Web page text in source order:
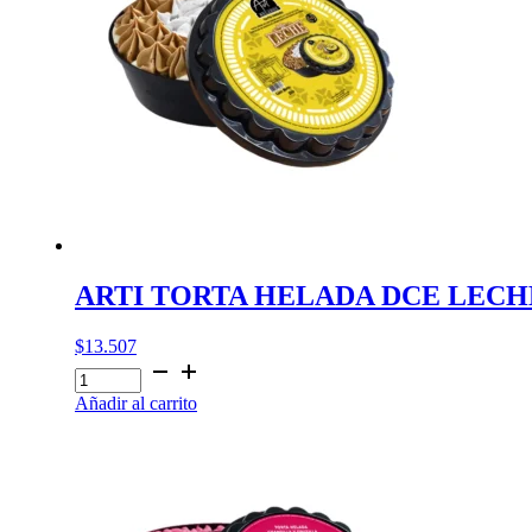
ARTI TORTA HELADA DCE
$13.507
ARTI
TORTA
HELADA
Añadir al carrito